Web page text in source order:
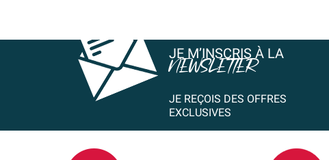
JE M’INSCRIS À LA
NEWSLETTER
JE REÇOIS DES OFFRES
EXCLUSIVES